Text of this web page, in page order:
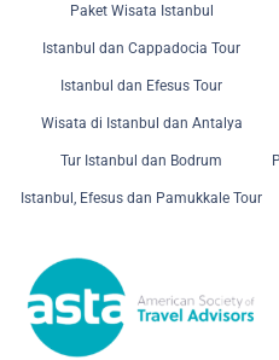
Paket Wisata Istanbul
Istanbul dan Cappadocia Tour
Istanbul dan Efesus Tour
Wisata di Istanbul dan Antalya
Tur Istanbul dan Bodrum
Istanbul, Efesus dan Pamukkale Tour